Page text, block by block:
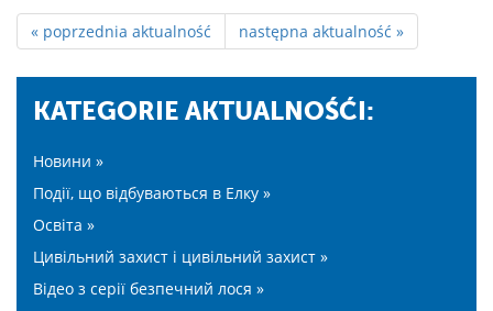
« poprzednia aktualność następna aktualność »
KATEGORIE AKTUALNOŚĆI:
Новини »
Події, що відбуваються в Елку »
Освіта »
Цивільний захист і цивільний захист »
Відео з серії безпечний лося »